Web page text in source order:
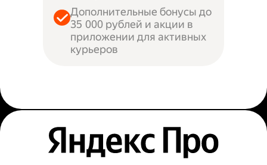
Дополнительные бонусы до
35 000 рублей и акции в
приложении для активных
курьеров